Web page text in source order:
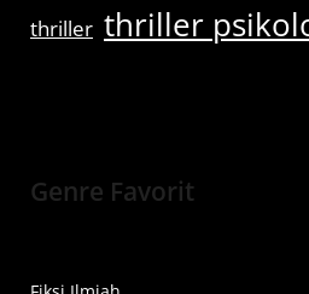
thriller thriller
Genre Favorit